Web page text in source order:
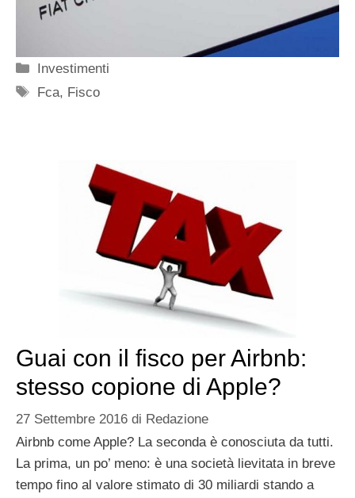
Categorie
Investimenti
Tag
Fca, Fisco
Guai con il fisco per Airbnb:
stesso copione di Apple?
27 Settembre 2016 di Redazione
Airbnb come Apple? La seconda è conosciuta da tutti.
La prima, un po’ meno: è una società lievitata in breve
tempo fino al valore stimato di 30 miliardi stando a